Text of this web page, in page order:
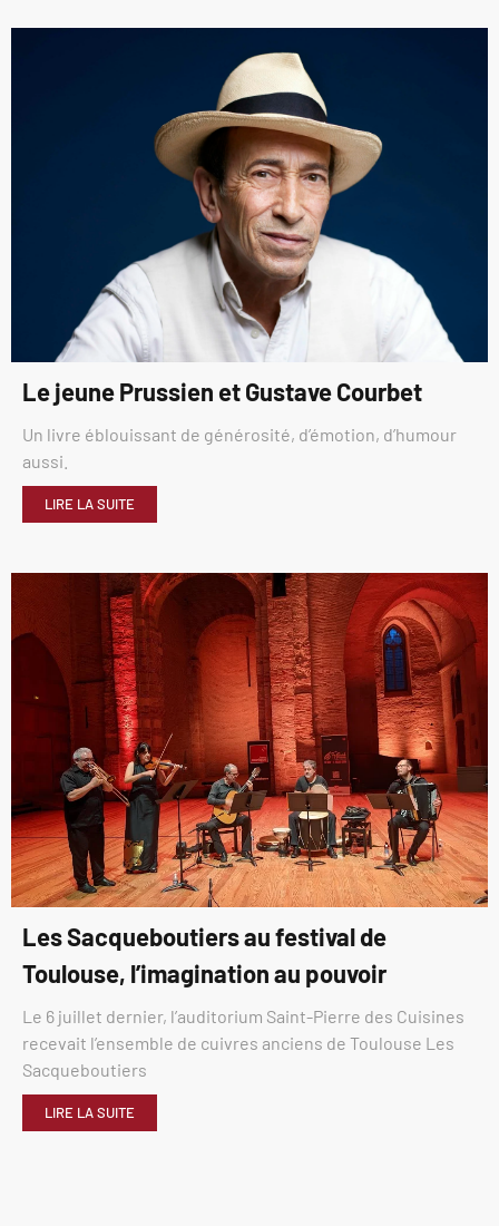
Le jeune Prussien et Gustave Courbet
Un livre éblouissant de générosité, d’émotion, d’humour
aussi.
LIRE LA SUITE
Les Sacqueboutiers au festival de
Toulouse, l’imagination au pouvoir
Le 6 juillet dernier, l’auditorium Saint-Pierre des Cuisines
recevait l’ensemble de cuivres anciens de Toulouse Les
Sacqueboutiers
LIRE LA SUITE